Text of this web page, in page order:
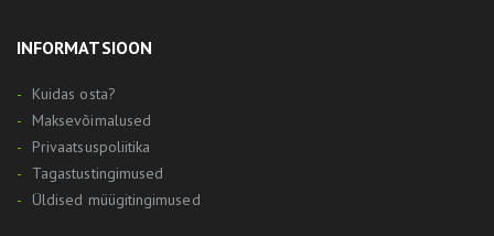
INFORMATSIOON
Kuidas osta?
Maksevõimalused
Privaatsuspoliitika
Tagastustingimused
Üldised müügitingimused